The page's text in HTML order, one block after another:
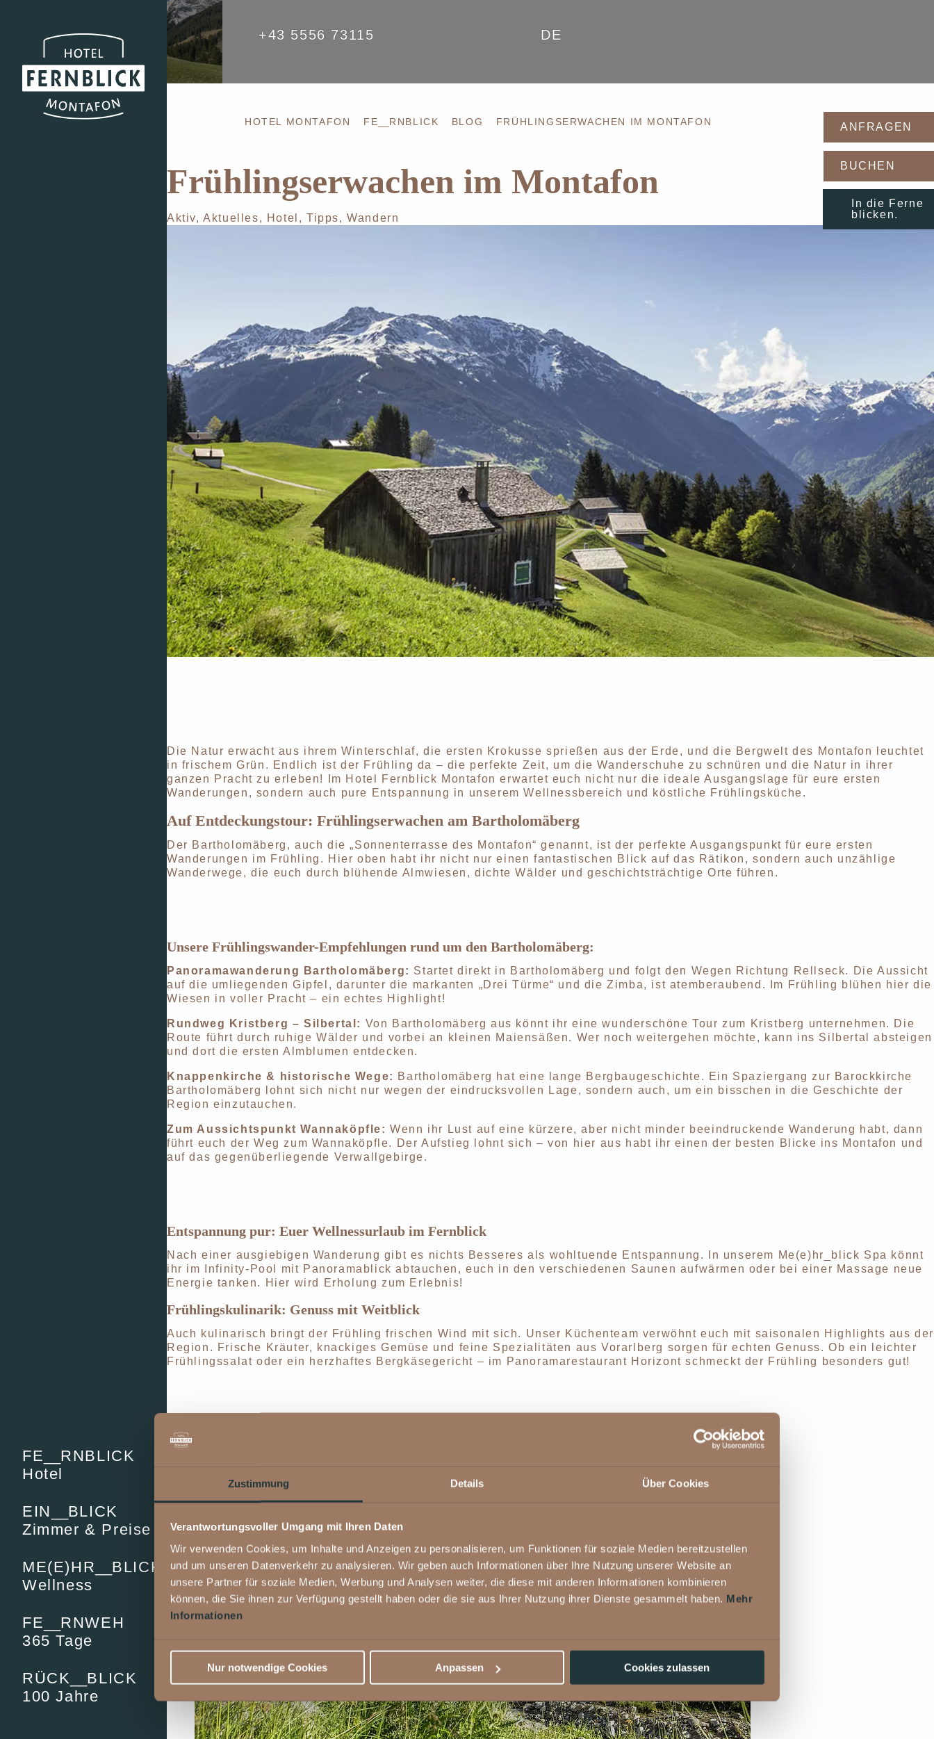
Zustimmung Details Über Cookies
Verantwortungsvoller Umgang mit Ihren Daten
Wir verwenden Cookies, um Inhalte und Anzeigen zu personalisieren, um Funktionen für soziale Medien bereitzustellen
und um unseren Datenverkehr zu analysieren. Wir geben auch Informationen über Ihre Nutzung unserer Website an
unsere Partner für soziale Medien, Werbung und Analysen weiter, die diese mit anderen Informationen kombinieren
können, die Sie ihnen zur Verfügung gestellt haben oder die sie aus Ihrer Nutzung ihrer Dienste gesammelt haben. Mehr
Informationen
Nur notwendige Cookies Anpassen Cookies zulassen
FE
RNBLICK
Hotel
EIN
BLICK
Zimmer & Preise
ME(E)HR
BLICK
Wellness
FE
RNWEH
365 Tage
RÜCK
BLICK
100 Jahre
+43 5556 73115 DE
ANFRAGEN
BUCHEN
In die Ferne
blicken.
HOTEL MONTAFON FE RNBLICK BLOG FRÜHLINGSERWACHEN IM MONTAFON
Frühlingserwachen im Montafon
Aktiv,Aktuelles, Hotel ,Tipps,Wandern
Die Natur erwacht aus ihrem Winterschlaf, die ersten Krokusse sprießen aus der Erde, und die Bergwelt des Montafon leuchtet
in frischem Grün. Endlich ist der Frühling da – die perfekte Zeit, um die Wanderschuhe zu schnüren und die Natur in ihrer
ganzen Pracht zu erleben! Im Hotel Fernblick Montafon erwartet euch nicht nur die ideale Ausgangslage für eure ersten
Wanderungen, sondern auch pure Entspannung in unserem Wellnessbereich und köstliche Frühlingsküche.
Auf Entdeckungstour: Frühlingserwachen am Bartholomäberg
Der Bartholomäberg, auch die „Sonnenterrasse des Montafon“ genannt, ist der perfekte Ausgangspunkt für eure ersten
Wanderungen im Frühling. Hier oben habt ihr nicht nur einen fantastischen Blick auf das Rätikon, sondern auch unzählige
Wanderwege, die euch durch blühende Almwiesen, dichte Wälder und geschichtsträchtige Orte führen.
Unsere Frühlingswander-Empfehlungen rund um den Bartholomäberg:
Panoramawanderung Bartholomäberg: Startet direkt in Bartholomäberg und folgt den Wegen Richtung Rellseck. Die Aussicht
auf die umliegenden Gipfel, darunter die markanten „Drei Türme“ und die Zimba, ist atemberaubend. Im Frühling blühen hier die
Wiesen in voller Pracht – ein echtes Highlight!
Rundweg Kristberg – Silbertal: Von Bartholomäberg aus könnt ihr eine wunderschöne Tour zum Kristberg unternehmen. Die
Route führt durch ruhige Wälder und vorbei an kleinen Maiensäßen. Wer noch weitergehen möchte, kann ins Silbertal absteigen
und dort die ersten Almblumen entdecken.
Knappenkirche & historische Wege: Bartholomäberg hat eine lange Bergbaugeschichte. Ein Spaziergang zur Barockkirche
Bartholomäberg lohnt sich nicht nur wegen der eindrucksvollen Lage, sondern auch, um ein bisschen in die Geschichte der
Region einzutauchen.
Zum Aussichtspunkt Wannaköpfle:Wenn ihr Lust auf eine kürzere, aber nicht minder beeindruckende Wanderung habt, dann
führt euch der Weg zum Wannaköpfle. Der Aufstieg lohnt sich – von hier aus habt ihr einen der besten Blicke ins Montafon und
auf das gegenüberliegende Verwallgebirge.
Entspannung pur: Euer Wellnessurlaub im Fernblick
Nach einer ausgiebigen Wanderung gibt es nichts Besseres als wohltuende Entspannung. In unserem Me(e)hr_blick Spa könnt
ihr im Infinity-Pool mit Panoramablick abtauchen, euch in den verschiedenen Saunen aufwärmen oder bei einer Massage neue
Energie tanken. Hier wird Erholung zum Erlebnis!
Frühlingskulinarik: Genuss mit Weitblick
Auch kulinarisch bringt der Frühling frischen Wind mit sich. Unser Küchenteam verwöhnt euch mit saisonalen Highlights aus der
Region. Frische Kräuter, knackiges Gemüse und feine Spezialitäten aus Vorarlberg sorgen für echten Genuss. Ob ein leichter
Frühlingssalat oder ein herzhaftes Bergkäsegericht – im Panoramarestaurant Horizont schmeckt der Frühling besonders gut!